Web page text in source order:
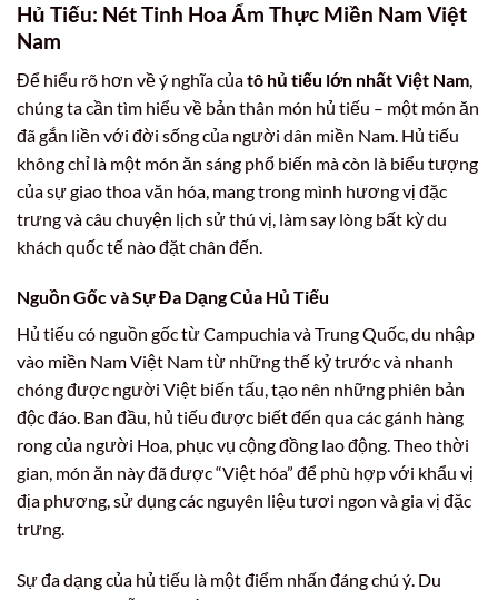
Hủ Tiếu: Nét Tinh Hoa Ẩm Thực Miền Nam Việt
Nam
Để hiểu rõ hơn về ý nghĩa củatô hủ tiếu lớn nhất Việt Nam
chúng ta cần tìm hiểu về bản thân món hủ tiếu – một món ăn
đã gắn liền với đời sống của người dân miền Nam. Hủ tiếu
không chỉ là một món ăn sáng phổ biến mà còn là biểu tượng
của sự giao thoa văn hóa, mang trong mình hương vị đặc
trưng và câu chuyện lịch sử thú vị, làm say lòng bất kỳ du
khách quốc tế nào đặt chân đến.
Nguồn Gốc và Sự Đa Dạng Của Hủ Tiếu
Hủ tiếu có nguồn gốc từ Campuchia và Trung Quốc, du nhập
vào miền Nam Việt Nam từ những thế kỷ trước và nhanh
chóng được người Việt biến tấu, tạo nên những phiên bản
độc đáo. Ban đầu, hủ tiếu được biết đến qua các gánh hàng
rong của người Hoa, phục vụ cộng đồng lao động. Theo thời
gian, món ăn này đã được “Việt hóa” để phù hợp với khẩu vị
địa phương, sử dụng các nguyên liệu tươi ngon và gia vị đặc
trưng.
Sự đa dạng của hủ tiếu là một điểm nhấn đáng chú ý. Du